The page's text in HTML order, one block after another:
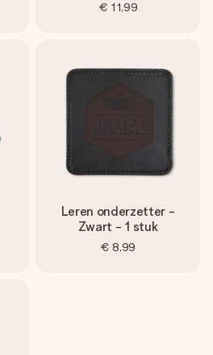
€ 11,99
Leren onderzetter -
Zwart - 1 stuk
€ 8,99